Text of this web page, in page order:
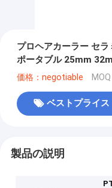
プロヘアカーラー セ
ポータブル 25mm
価格：negotiable
ベストプライス
製品の説明